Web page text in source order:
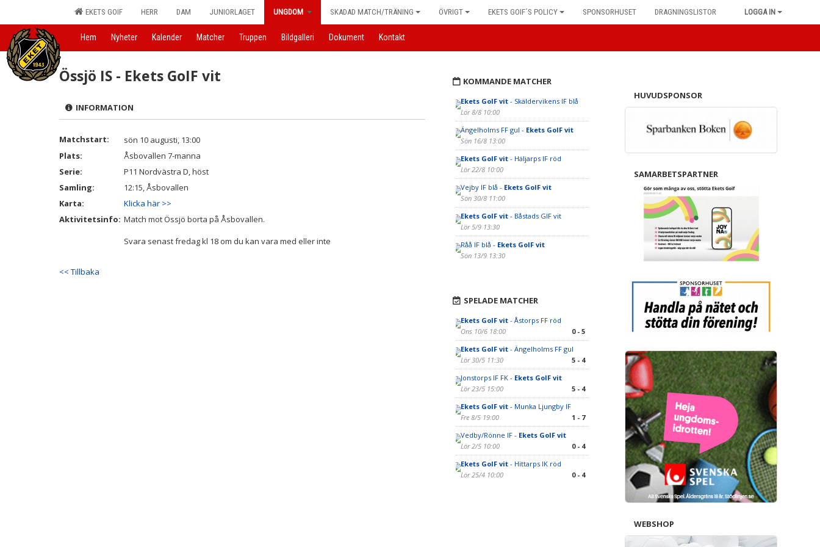
EKETS GOIF HERR DAM JUNIORLAGET UNGDOM SKADAD MATCH/TRÄNING ÖVRIGT EKETS GOIF´S POLICY SPONSORHUSET DRAGNINGSLISTOR LOGGA IN
Hem Nyheter Kalender Matcher Truppen Bildgalleri Dokument Kontakt
Össjö IS - Ekets GoIF vit
INFORMATION
Matchstart:
sön 10 augusti, 13:00
Plats:
Åsbovallen 7-manna
Serie:
P11 Nordvästra D, höst
Samling:
12:15, Åsbovallen
Karta:
Klicka här >>
Aktivitetsinfo: Match mot Össjö borta på Åsbovallen.
Svara senast fredag kl 18 om du kan vara med eller inte
<< Tillbaka
KOMMANDE MATCHER
Ekets GoIF vit- Skäldervikens IF blå
Lör 8/8 10:00
Ängelholms FF gul - Ekets GoIF vit
Sön 16/8 13:00
Ekets GoIF vit- Häljarps IF röd
Lör 22/8 10:00
Vejby IF blå - Ekets GoIF vit
Sön 30/8 11:00
Ekets GoIF vit- Båstads GIF vit
Lör 5/9 13:30
Råå IF blå - Ekets GoIF vit
Sön 13/9 13:30
SPELADE MATCHER
Ekets GoIF vit- Åstorps FF röd
Ons 10/6 18:00
0 - 5
Ekets GoIF vit- Ängelholms FF gul
Lör 30/5 11:30
5 - 4
Jonstorps IF FK - Ekets GoIF vit
Lör 23/5 15:00
5 - 4
Ekets GoIF vit- Munka Ljungby IF
Fre 8/5 19:00
1 - 7
Vedby/Rönne IF - Ekets GoIF vit
Lör 2/5 10:00
0 - 4
Ekets GoIF vit- Hittarps IK röd
Lör 25/4 10:00
0 - 4
HUVUDSPONSOR
SAMARBETSPARTNER
WEBSHOP